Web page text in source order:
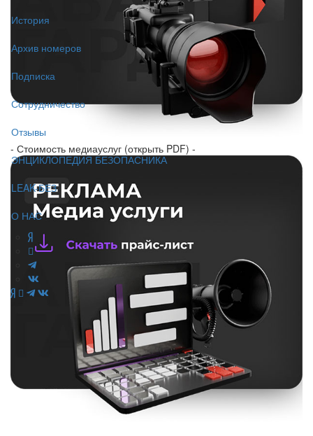
История
Архив номеров
Подписка
Сотрудничество
Отзывы
ЭНЦИКЛОПЕДИЯ БЕЗОПАСНИКА
LEAK-БЕЗ
О НАС
- Стоимость медиауслуг (открыть PDF) -